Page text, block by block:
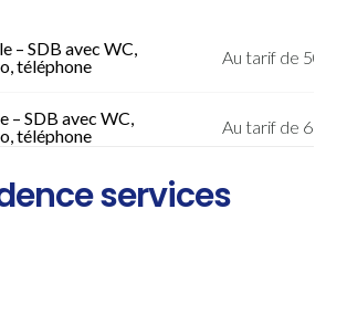
– SDB avec WC,
téléphone
Au tarif de
– SDB avec WC,
téléphone
Au tarif de
services